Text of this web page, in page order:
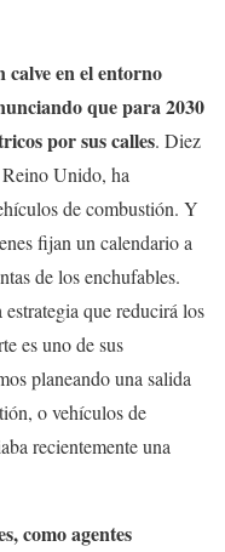
calve en el entorno
que para 2030
por sus calles. Diez
Unido, ha
de combustión. Y
fijan un calendario a
de los enchufables.
que reducirá los
es uno de sus
planeando una salida
o vehículos de
recientemente una
como agentes